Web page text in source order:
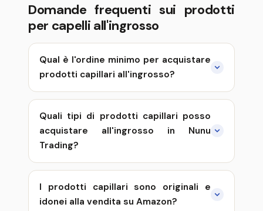
Domande frequenti sui prodotti
per capelli all'ingrosso
Qual è l'ordine minimo per acquistare
prodotti capillari all'ingrosso?
Quali tipi di prodotti capillari posso
acquistare all'ingrosso in Nunu
Trading?
I prodotti capillari sono originali e
idonei alla vendita su Amazon?